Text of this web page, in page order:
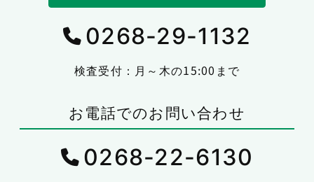
0268-29-1132
検査受付：月～木の15:00まで
お電話でのお問い合わせ
0268-22-6130